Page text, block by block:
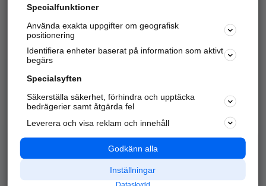
Kom igång och annonsera mot
samarbetspartners nära dig.
Alla kategorier
Populära sökningar
API & Kartor
Annonsera
Integritet
Nödnummer
Specialfunktioner
Använda exakta uppgifter om geografisk
positionering
Identifiera enheter baserat på information som aktivt
begärs
Specialsyften
Säkerställa säkerhet, förhindra och upptäcka
bedrägerier samt åtgärda fel
Leverera och visa reklam och innehåll
Godkänn alla
Inställningar
Dataskydd